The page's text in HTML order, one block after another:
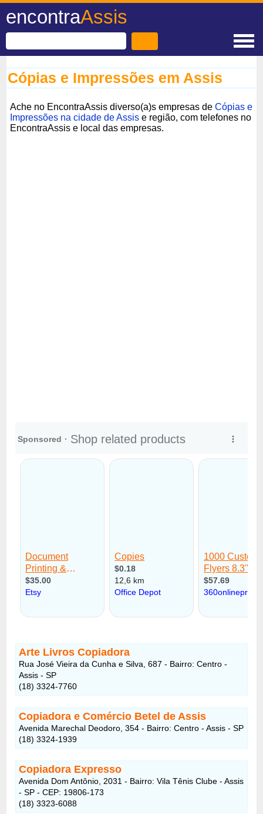
encontraAssis
Cópias e Impressões em Assis
Ache no EncontraAssis diverso(a)s empresas deCópias e
Impressões na cidade de Assis e região, com telefones no
EncontraAssis e local das empresas.
Arte Livros Copiadora
Rua José Vieira da Cunha e Silva, 687 - Bairro: Centro -
Assis - SP
(18) 3324-7760
Copiadora e Comércio Betel de Assis
Avenida Marechal Deodoro, 354 - Bairro: Centro - Assis - SP
(18) 3324-1939
Copiadora Expresso
Avenida Dom Antônio, 2031 - Bairro: Vila Tênis Clube - Assis
- SP - CEP: 19806-173
(18) 3323-6088